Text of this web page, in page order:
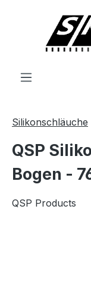
Silikonschläuche
QSP
Bogen -
QSP Products